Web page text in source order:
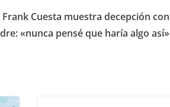
Frank Cuesta muestra decepción con
«nunca pensé que haría algo así»